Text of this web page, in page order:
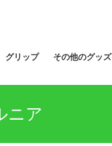
グリップ その他のグッズ
ニア